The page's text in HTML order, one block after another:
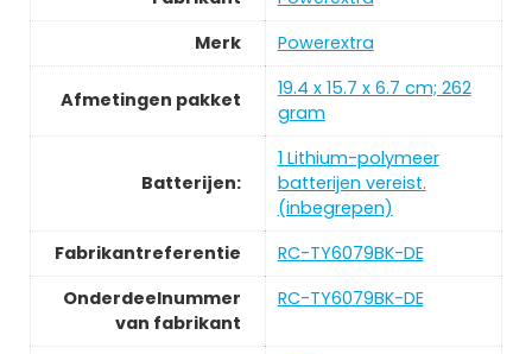
Merk
‎Powerextra
Afmetingen pakket
‎19.4 x 15.7 x 6.7 cm; 262
gram
Batterijen:
‎1 Lithium-polymeer
batterijen vereist.
(inbegrepen)
Fabrikantreferentie
‎RC-TY6079BK-DE
Onderdeelnummer
van fabrikant
‎RC-TY6079BK-DE